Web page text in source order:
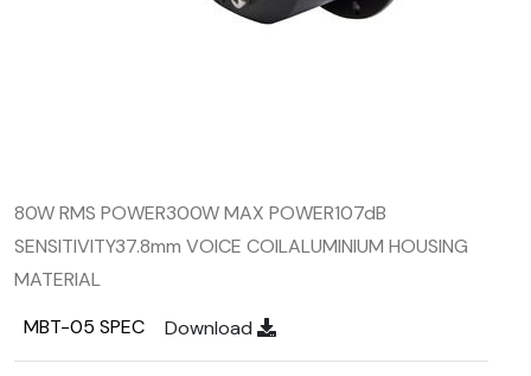
80W RMS POWER300W MAX POWER107dB
SENSITIVITY37.8mm VOICE COILALUMINIUM HOUSING
MATERIAL
MBT-05 SPEC
Download